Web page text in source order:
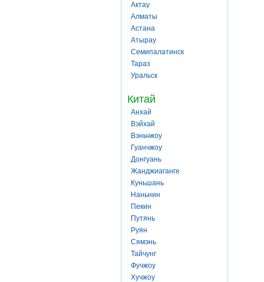
Актау
Алматы
Астана
Атырау
Семипалатинск
Тараз
Уральск
Китай
Анхай
Вэйхай
Вэньчжоу
Гуанчжоу
Донгуань
Жанджиаганге
Куньшань
Наньнин
Пекин
Путянь
Руян
Сямэнь
Тайчунг
Фучжоу
Хучжоу